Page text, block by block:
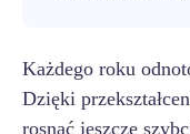
Każdego roku
Dzięki
rosnąć jeszcze